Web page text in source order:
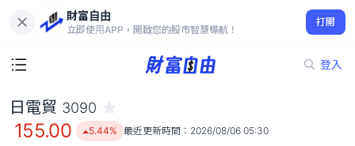
財富自由
立即使用APP，開啟您的股市智慧導航！
打開
登入
155.00
5.44%
日電貿 3090
155.00 5.44% 最近更新時間： 2026/08/06 05:30